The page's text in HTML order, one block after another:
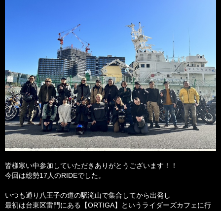
皆様寒い中参加していただきありがとうございます！！
今回は総勢17人のRIDEでした。
いつも通り八王子の道の駅滝山で集合してから出発し
最初は台東区雷門にある【ORTIGA】というライダーズカフェに行